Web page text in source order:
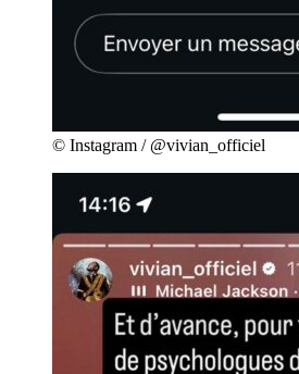
© Instagram / @vivian_officiel